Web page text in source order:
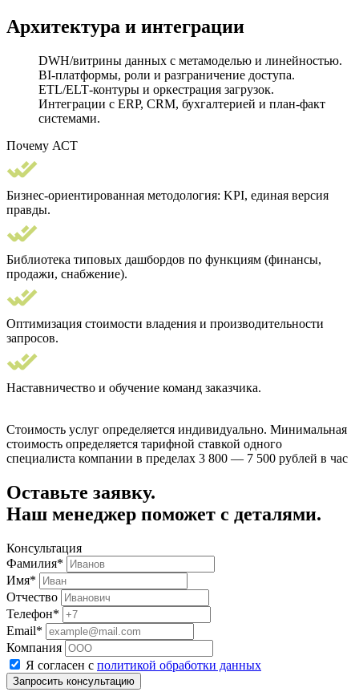
Архитектура и интеграции
DWH/витрины данных с метамоделью и линейностью.
BI‑платформы, роли и разграничение доступа.
ETL/ELT‑контуры и оркестрация загрузок.
Интеграции с ERP, CRM, бухгалтерией и план‑факт
системами.
Почему АСТ
Бизнес‑ориентированная методология: KPI, единая версия
правды.
Библиотека типовых дашбордов по функциям (финансы,
продажи, снабжение).
Оптимизация стоимости владения и производительности
запросов.
Наставничество и обучение команд заказчика.
Стоимость услуг определяется индивидуально. Минимальная
стоимость определяется тарифной ставкой одного
специалиста компании в пределах 3 800 — 7 500 рублей в час
Оставьте заявку.
Наш менеджер поможет с деталями.
Консультация
Фамилия*
Имя*
Отчество
Телефон*
Email*
Компания
Я согласен с политикой обработки данных
Запросить консультацию